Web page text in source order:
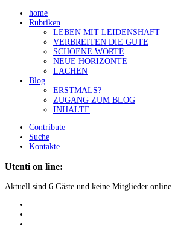
home
Rubriken
LEBEN MIT LEIDENSHAFT
VERBREITEN DIE GUTE
SCHOENE WORTE
NEUE HORIZONTE
LACHEN
Blog
ERSTMALS?
ZUGANG ZUM BLOG
INHALTE
Contribute
Suche
Kontakte
Utenti on line:
Aktuell sind 6 Gäste und keine Mitglieder online